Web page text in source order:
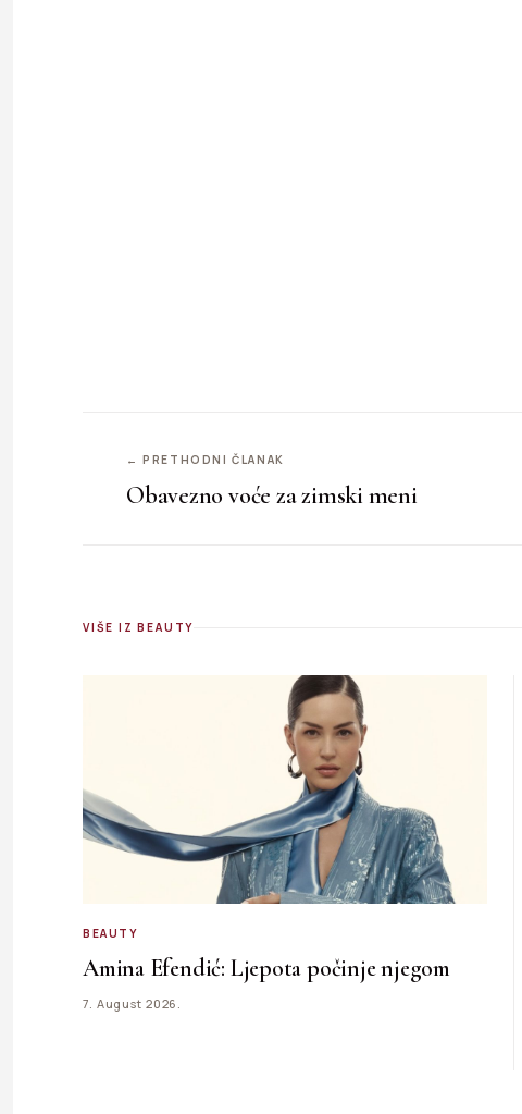
← PRETHODNI ČLANAK
Obavezno voće za zimski meni
VIŠE IZ BEAUTY
BEAUTY
Amina Efendić: Ljepota počinje njegom
7. August 2026.